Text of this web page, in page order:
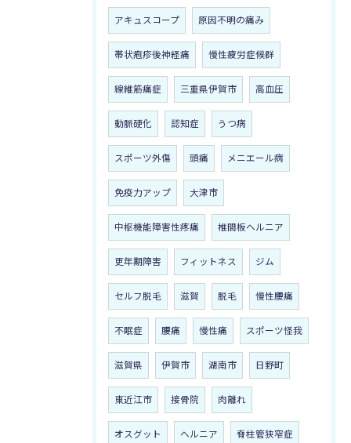
アキュスコープ 原因不明の痛み
帯状疱疹後神経痛 慢性疲労症候群
線維筋痛症 三重県伊賀市 高血圧
動脈硬化 認知症 うつ病
スポーツ外傷 頭痛 メニエール病
免疫力アップ 大津市
中枢機能障害性疼痛 椎間板ヘルニア
更年期障害 フィットネス ジム
セルフ脱毛 滋賀 脱毛 慢性腰痛
不眠症 腰痛 慢性痛 スポーツ怪我
滋賀県 伊賀市 湖南市 日野町
東近江市 接骨院 肉離れ
オスグット ヘルニア 脊柱管狭窄症